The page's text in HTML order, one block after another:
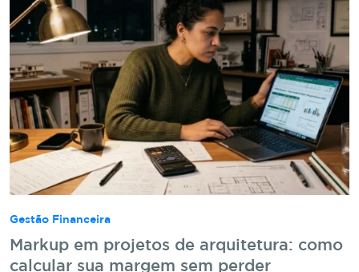
Gestão Financeira
Markup em projetos de arquitetura: como
calcular sua margem sem perder